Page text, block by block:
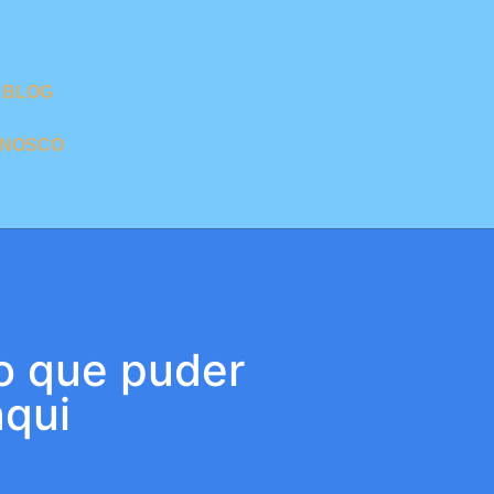
BLOG
que puder